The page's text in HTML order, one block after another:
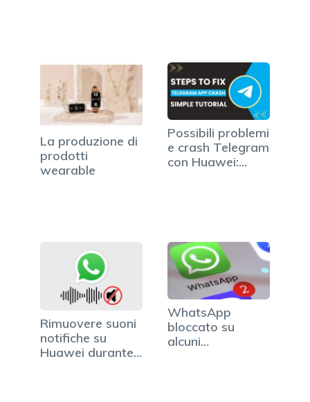
La produzione di
prodotti
wearable
Possibili problemi
e crash Telegram
con Huawei:…
Rimuovere suoni
notifiche su
Huawei durante
WhatsApp
bloccato su
alcuni